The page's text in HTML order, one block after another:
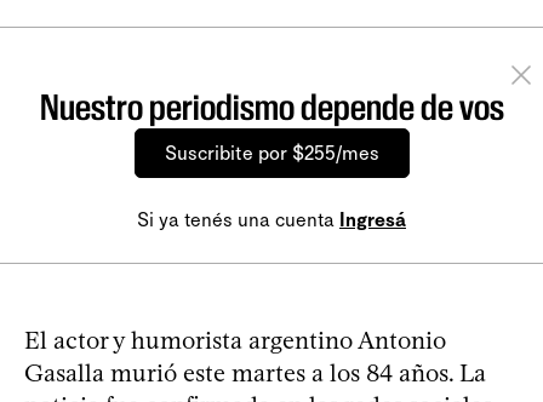
Nuestro periodismo depende de vos
Suscribite por $255/mes
Si ya tenés una cuenta Ingresá
El actor y humorista argentino Antonio
Gasalla murió este martes a los 84 años. La